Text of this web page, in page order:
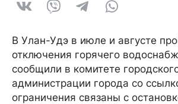
В Улан-Удэ в июле и августе
отключения горячего
сообщили в комитете
администрации города со
ограничения связаны с